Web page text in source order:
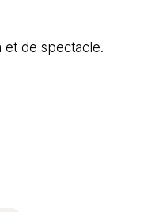
et de spectacle.